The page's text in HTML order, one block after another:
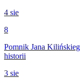
4 sie
8
Pomnik Jana
historii
3 sie